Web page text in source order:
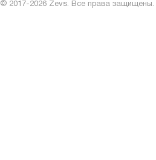
© 2017-2026 Zevs. Все права